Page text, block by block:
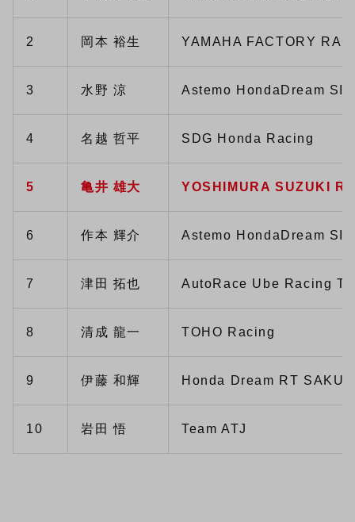
2 岡本 裕生 YAMAHA FACTORY
3 水野 涼 Astemo HondaDream SI
4 名越 哲平 SDG Honda Racing
5 亀井 雄大 YOSHIMURA SUZUKI
6 作本 輝介 Astemo HondaDream SI
7 津田 拓也 AutoRace Ube Racing
8 清成 龍一 TOHO Racing
9 伊藤 和輝 Honda Dream RT
10 岩田 悟 Team ATJ